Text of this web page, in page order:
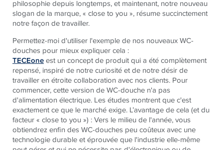
philosophie depuis longtemps, et maintenant, notre nouveau
slogan de la marque, « close to you », résume succinctement
notre façon de travailler.
Permettez-moi d'utiliser l'exemple de nos nouveaux WC-
douches pour mieux expliquer cela :
TECEoneest un concept de produit qui a été complètement
repensé, inspiré de notre curiosité et de notre désir de
travailler en étroite collaboration avec nos clients. Pour
commencer, cette version de WC-douche n'a pas
d'alimentation électrique. Les études montrent que c'est
exactement ce que le marché exige. L’avantage de cela (et du
facteur « close to you ») : Vers le milieu de l'année, vous
obtiendrez enfin des WC-douches peu coûteux avec une
technologie durable et éprouvée que l'industrie elle-même